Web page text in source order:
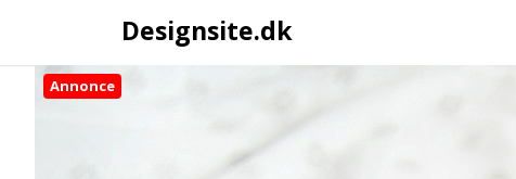
Designsite.dk
Annonce